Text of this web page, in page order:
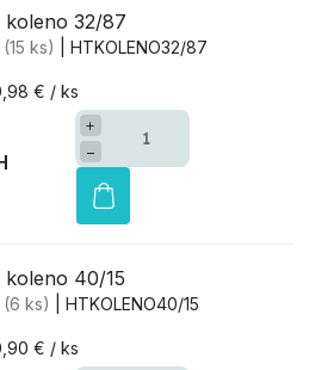
koleno 32/87
(15 ks) | HTKOLENO32/87
€ / ks
+
−
koleno 40/15
(6 ks) | HTKOLENO40/15
€ / ks